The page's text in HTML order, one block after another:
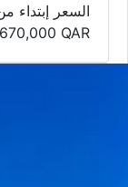
السعر إبتداء
670,000 QAR